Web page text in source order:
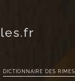
DICTIONNAIRE DES RIMES